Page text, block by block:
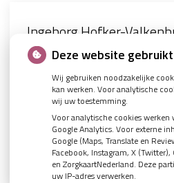
Ingeborg Hofker-
Ingeborg Hofker-Valkenburg
Jeske is al meer dan 20 jaar mijn
Moderne tandheelkunde,
vooral een erge prettige
Beoordeling 9.2
14 maart 2026
Deskundige en vriendelijke
heeft ze iets kleins, wat mij
verholpen. Goede praktijk en fijn
behandeling samen kan.
Beoordeling 9.7
12 maart 2026
Zeer tevreden met zowel
Beoordeling 9.7
31 januari 2026
Ik ben goed en snel geholpen. Er
ging gebeuren en de dag na de
te vragen hoe het ging. Al met al
Beoordeling 9.8
17 oktober 2025
Extreem kundige tandarts en
mondhygiëniste.
Paula
5 sterren!
Vriendelijk en professioneel
verder met je mee denkt. Een fijn
weten wat ze doen en waar ik
Deze website
Wij gebruiken noodzakelijke
kan werken. Voor analytische
wij uw toestemming.
Voor analytische cookies
Google Analytics. Voor externe
Google (Maps, Translate en
Facebook, Instagram, X
en ZorgkaartNederland. Deze
uw IP-adres verwerken.